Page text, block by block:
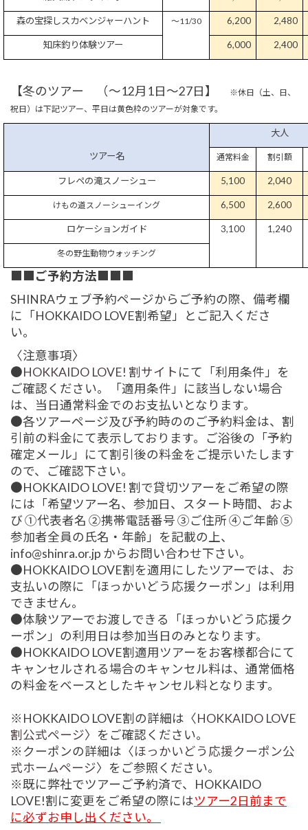
森の宝探しスカベンジャーハント ～11/30 6,200 2,480
知床釣り体験ツアー 6,000 2,400
【冬のツアー （～12月 1日～27日】
※休日（土、日、
祝日）は下記ツアー、平日は黄色枠のツアーが対象です。
ツアー名
大人
通常料金 割引額
フレペの滝スノーシュー 5,100 2,040
けもの道スノーシューイング 6,500 2,600
ロケーションガイド 3,100 1,240
冬の野生動物ウォッチング
■■ご予約方法■■■
SHINRAウェブ予約ページからご予約の際、備考欄
に「HOKKAIDO LOVE割希望」とご記入くださ
い。
〈注意事項〉
●HOKKAIDO LOVE! 割サイト にて「利用条件」を
ご確認ください。「適用条件」に該当しない場合
は、当日通常料金でのお支払いとなります。
●各ツアーページ及び予約時ののご予約料金は、割
引前の料金にて表示しております。ご浴後の「予約
確定メール」にて割引後の料金をご提示いたします
ので、ご確認下さい。
●HOKKAIDO LOVE! 割で貸切ツアーをご希望の際
には「希望ツアー名、参加日、スタート時間、およ
び ①代表者名 ②携帯電話番号 ③ご住所 ④ご年齢 ⑤
参加者全員の氏名・年齢」を記載の上、
info@shinra.or.jp からお問い合わせ下さい。
●HOKKAIDO LOVE割を適用にしたツアーでは、お
支払いの際に「ほっかいどう応援クーポン」は利用
できません。
●体験ツアーでお渡しできる「ほっかいどう応援ク
ーポン」の利用日は参加当日のみとなります。
●HOKKAIDO LOVE割適用ツアーをお客様都合にて
キャンセルされる場合のキャンセル料は、通常価格
の料金をベースとしたキャンセル料となります。
※HOKKAIDO LOVE割の詳細は〈HOKKAIDO LOVE
割公式ページ〉をご確認ください。
※クーポンの詳細は〈ほっかいどう応援クーポン公
式ホームページ〉をご参照ください。
※既に弊社でツアーご予約済で、HOKKAIDO
LOVE!割に変更をご希望の際にはツアー2日前まで
に必ずお申し出ください。